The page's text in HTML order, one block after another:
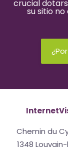
crucial
su sitio
Chemin du
1348